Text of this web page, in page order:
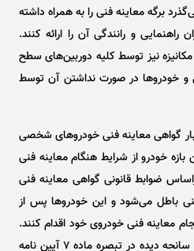
برگه معاینه فنی را به همراه داشته
و رانندگی آن را ارائه کنند.
نیز توسط کلیه دوربین‌های سطح
و خودرو‌ها در صورت نداشتن آن توسط
گواهی معاینه فنی خودرو‌های شخصی
خودرو از شرایط هنگام معاینه فنی
ضوابط قانونی گواهی معاینه فنی
باطل می‌شود و این خودرو‌ها پس از
معاینه فنی خودروی خود اقدام کنند.
این موضوع حتی برای خودرو‌های سانحه دیده در تبصره ماده ۷ آیین نامه